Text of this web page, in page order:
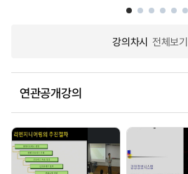
강의차시 전체보기
연관공개강의